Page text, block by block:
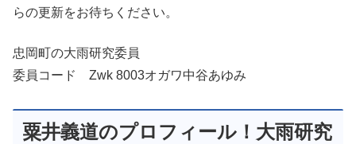
らの更新をお待ちください。
忠岡町の大雨研究委員
委員コード Zwk 8003オガワ中谷あゆみ
粟井義道のプロフィール！大雨研究